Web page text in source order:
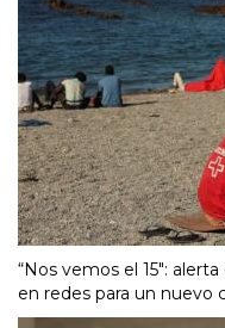
“Nos vemos el 15″:
en redes para un nuevo